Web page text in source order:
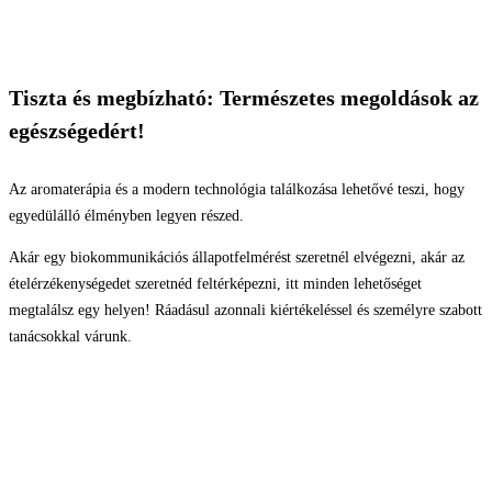
Tiszta és megbízható: Természetes megoldások az
egészségedért!
Az aromaterápia és a modern technológia találkozása lehetővé teszi, hogy
egyedülálló élményben legyen részed.
Akár egy biokommunikációs állapotfelmérést szeretnél elvégezni, akár az
ételérzékenységedet szeretnéd feltérképezni, itt minden lehetőséget
megtalálsz egy helyen! Ráadásul azonnali kiértékeléssel és személyre szabott
tanácsokkal várunk.